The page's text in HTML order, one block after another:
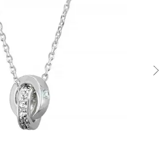
ニティ #ペアリング